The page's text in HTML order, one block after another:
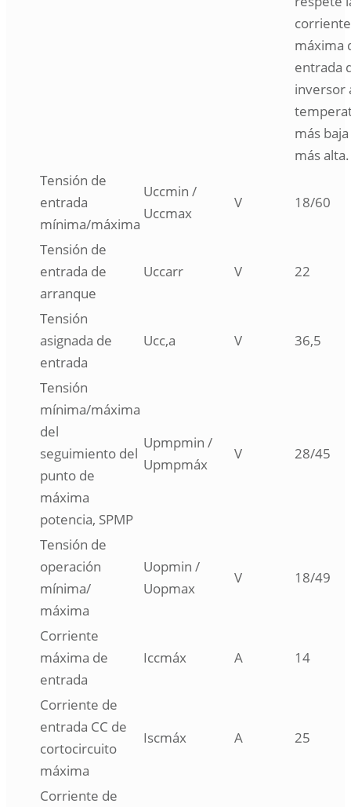
corriente
máxima
entrada
inversor
más
más alta.
Tensión de
entrada
mínima/máxima
Uccmin /
Uccmax
V 18/60
Tensión de
entrada de
arranque
Uccarr V 22
Tensión
asignada de
entrada
Ucc,a V 36,5
Tensión
mínima/máxima
del
seguimiento del
punto de
máxima
potencia, SPMP
Upmpmin /
Upmpmáx
V 28/45
Tensión de
operación
mínima/
máxima
Uopmin /
Uopmax
V 18/49
Corriente
máxima de
entrada
Iccmáx A 14
Corriente de
entrada CC de
cortocircuito
máxima
Iscmáx A 25
Corriente de